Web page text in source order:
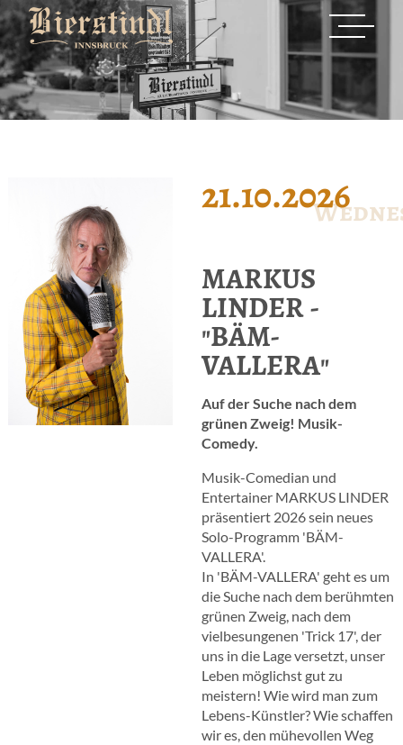
MARKUS
LINDER -
"BÄM-
VALLERA"
Auf der Suche nach dem
grünen Zweig! Musik-
Comedy.
Musik-Comedian und
Entertainer MARKUS LINDER
präsentiert 2026 sein neues
Solo-Programm 'BÄM-
VALLERA'.
In 'BÄM-VALLERA' geht es um
die Suche nach dem berühmten
grünen Zweig, nach dem
vielbesungenen 'Trick 17', der
uns in die Lage versetzt, unser
Leben möglichst gut zu
meistern! Wie wird man zum
Lebens-Künstler? Wie schaffen
wir es, den mühevollen Weg
21.10.2026